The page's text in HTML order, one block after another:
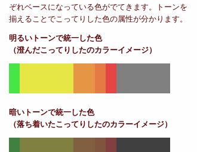
ぞれベースになっている色がでてきます。トーンを
揃えることでこってりした色の属性が分かります。
明るいトーンで統一した色
（澄んだこってりしたのカラーイメージ）
暗いトーンで統一した色
（落ち着いたこってりしたのカラーイメージ）